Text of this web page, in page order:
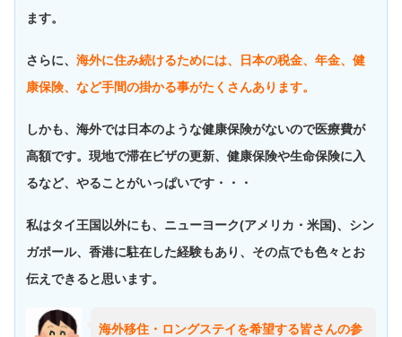
ます。
さらに、 海外に住み続けるためには、日本の税金、年金、健
康保険、など手間の掛かる事がたくさんあります。
しかも、海外では日本のような健康保険がないので医療費が
高額です。現地で滞在ビザの更新、健康保険や生命保険に入
るなど、やることがいっぱいです・・・
私はタイ王国以外にも、ニューヨーク(アメリカ・米国)、シン
ガポール、香港に駐在した経験もあり、その点でも色々とお
伝えできると思います。
海外移住・ロングステイを希望する皆さんの参